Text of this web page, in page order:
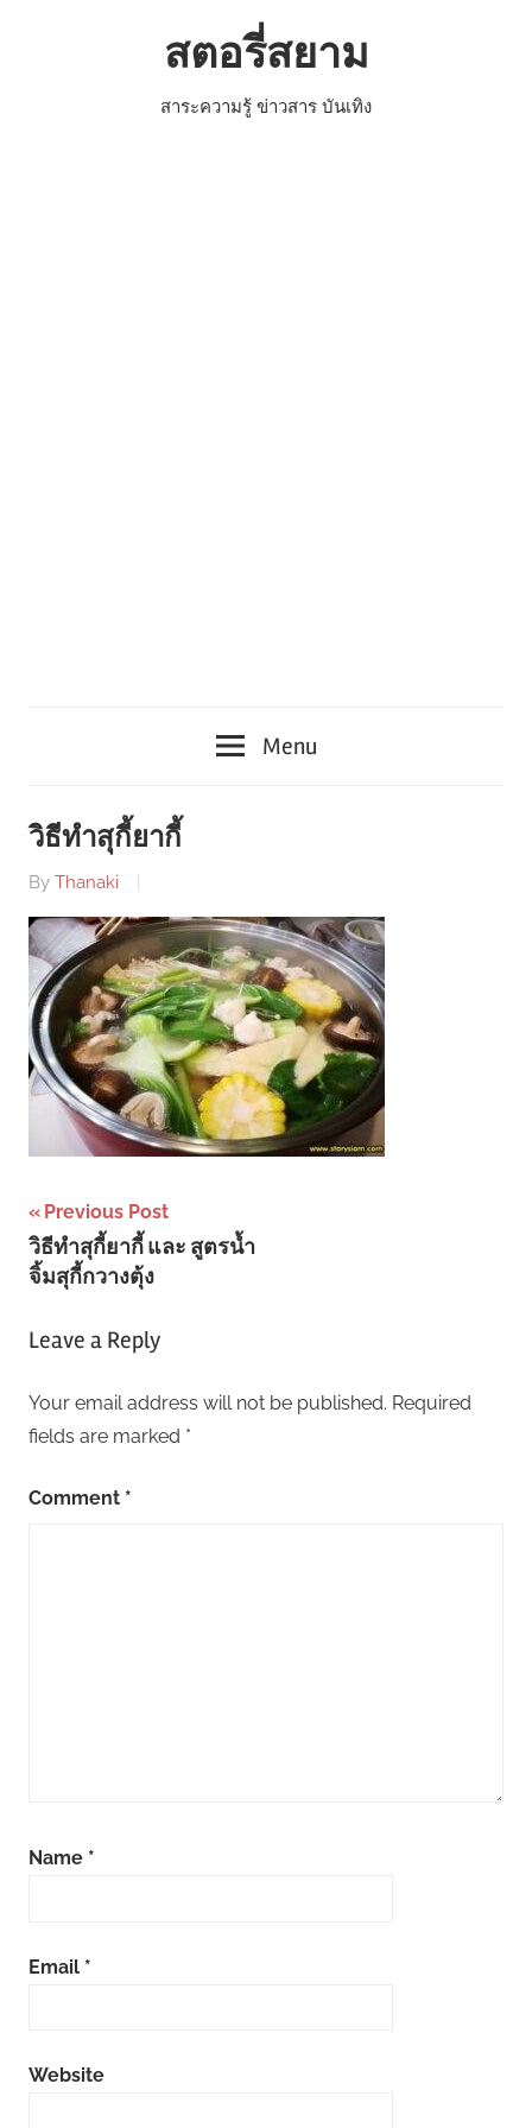
สตอรี่สยาม
สาระความรู้ ข่าวสาร บันเทิง
Menu
วิธีทำสุกี้ยากี้
By Thanaki
Post
navigation
Previous Post
วิธีทำสุกี้ยากี้ และ สูตรน้ำ
จิ้มสุกี้กวางตุ้ง
Leave a Reply
Your email address will not be published. Required
fields are marked *
Comment *
Name *
Email *
Website